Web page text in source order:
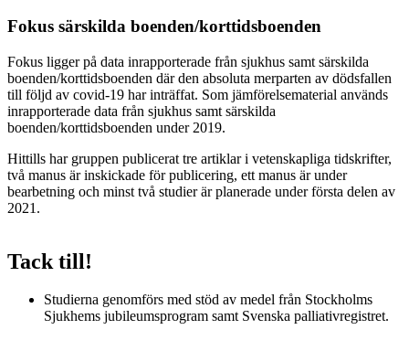
Fokus särskilda boenden/korttidsboenden
Fokus ligger på data inrapporterade från sjukhus samt särskilda
boenden/korttidsboenden där den absoluta merparten av dödsfallen
till följd av covid-19 har inträffat. Som jämförelsematerial används
inrapporterade data från sjukhus samt särskilda
boenden/korttidsboenden under 2019.
Hittills har gruppen publicerat tre artiklar i vetenskapliga tidskrifter,
två manus är inskickade för publicering, ett manus är under
bearbetning och minst två studier är planerade under första delen av
2021.
Tack till!
Studierna genomförs med stöd av medel från Stockholms
Sjukhems jubileumsprogram samt Svenska palliativregistret.